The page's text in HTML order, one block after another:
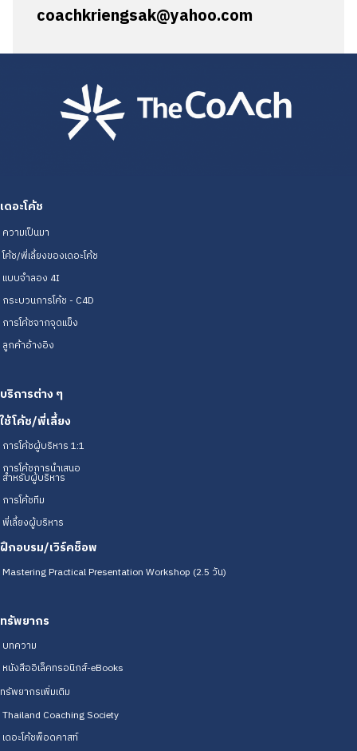
coachkriengsak@yahoo.com
เดอะโค้ช
ความเป็นมา
โค้ช/พี่เลี้ยงของเดอะโค้ช
แบบจำลอง 4I
กระบวนการโค้ช - C4D
การโค้ชจากจุดแข็ง
ลูกค้าอ้างอิง
บริการต่าง ๆ
ใช้โค้ช/พี่เลี้ยง
การโค้ชผู้บริหาร 1:1
การโค้ชการนำเสนอ
สำหรับผู้บริหาร
การโค้ชทีม
พี่เลี้ยงผู้บริหาร
ฝึกอบรม/เวิร์คช็อพ
Mastering Practical Presentation Workshop (2.5 วัน)
ทรัพยากร
บทความ
หนังสืออิเล็คทรอนิกส์-eBooks
ทรัพยากรเพิ่มเติม
Thailand Coaching Society
เดอะโค้ชพ็อดคาสท์